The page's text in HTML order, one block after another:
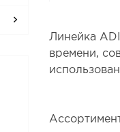
Линейка
времени,